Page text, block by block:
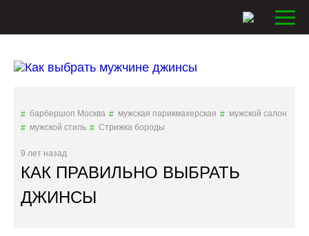
барбершоп Москва мужская парикмахерская
мужской салон
мужской стиль
Стрижка бороды
9 лет назад
КАК ПРАВИЛЬНО ВЫБРАТЬ
ДЖИНСЫ